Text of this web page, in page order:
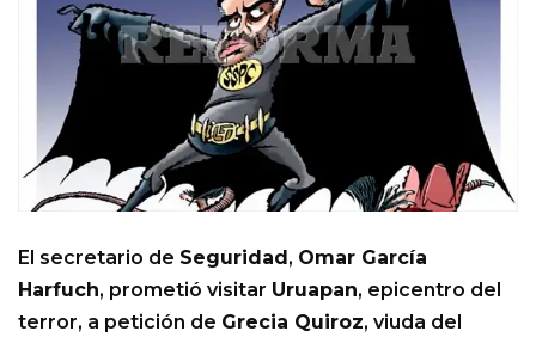
El secretario de Seguridad, Omar García
Harfuch, prometió visitar Uruapan, epicentro del
terror, a petición de Grecia Quiroz, viuda del